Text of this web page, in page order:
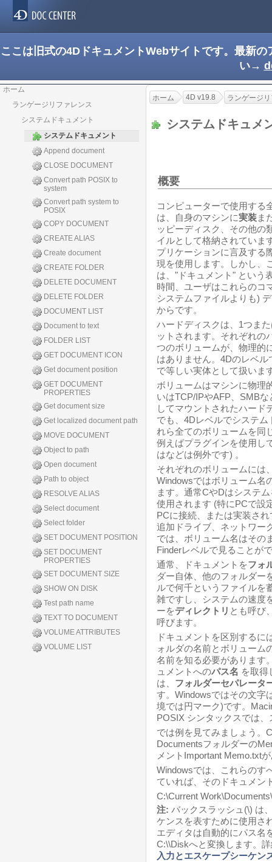
ここは旧式の4DドキュメントWebサイトです。最新
い→
ホーム
ランゲージリファレンス
システムドキュメント
システムドキュメント
Append document
CLOSE DOCUMENT
Convert path POSIX to
system
Convert path system to
POSIX
COPY DOCUMENT
CREATE ALIAS
Create document
CREATE FOLDER
DELETE DOCUMENT
DELETE FOLDER
DOCUMENT LIST
Document to text
FOLDER LIST
GET DOCUMENT ICON
Get document position
GET DOCUMENT
PROPERTIES
Get document size
Get localized document path
MOVE DOCUMENT
Object to path
Open document
Path to object
RESOLVE ALIAS
Select document
Select folder
SET DOCUMENT POSITION
SET DOCUMENT
PROPERTIES
SET DOCUMENT SIZE
SHOW ON DISK
Test path name
TEXT TO DOCUMENT
VOLUME ATTRIBUTES
VOLUME LIST
ホーム 4D v19.8 ランゲージ
システムドキュ
概要
コンピューターで使用する
は、自身のマシンに実装ま
ッピーディスク、その他の
イルとして格納されていま
プリケーションに言及する
現を使用します。しかし、
は、"ドキュメント" という
時間、ユーザはこれらのコ
システムファイルよりも)
からです。
ハードディスクは、1つま
ットされます。それぞれの
つのボリュームが、物理的
はありません。4Dのレベ
で等しい実体として扱いま
ボリュームはマシンに物理
いはTCP/IPやAFP、SMB
してマウントされたハード
でも、4Dレベルでシステ
れら全てのボリュームを同
例えばプラグインを使用し
はなどは例外です) 。
それぞれのボリュームには
Windowsではボリューム名
ます。通常CやDはシステ
使用されます (特にPCで設
PCに接続、または実装さ
追加ドライブ、ネットワー
では、ボリューム名はその
Finderレベルで見ることが
通常、ドキュメントをフォ
ダー自体、他のフォルダー
ルで何千というファイルを
雑ですし、システムの速度
ーをディレクトリ とも呼び
呼びます。
ドキュメントを区別するに
ォルダの名前とボリューム
名前を知る必要があります
ュメントへのパス名 を取得
は、 フォルダーセパレータ
す。Windowsではその文字
境では円マーク)です。
POSIX シンタックスでは
では例を見てみましょう。
Documentsフォルダーの
メントImportant Memo.txt
Windowsでは、これらのす
ていれば、そのドキュメン
C:\Current
注: バックスラッシュ(\) は
ケンスを表すために使用さ
エディタは自動的にパス名
C:\\Diskへと変換します。
入力とエスケープシーケン